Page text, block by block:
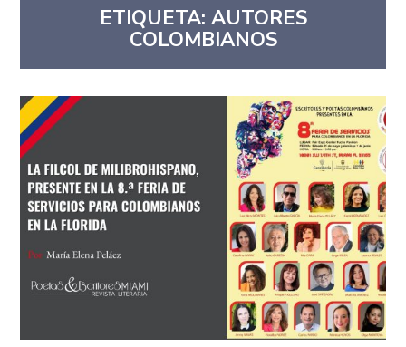
ETIQUETA: AUTORES
COLOMBIANOS